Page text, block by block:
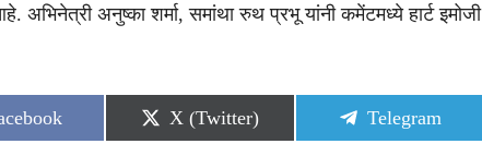
अनुष्का शर्मा, समांथा रुथ प्रभू यांनी कमेंटमध्ये हार्ट इमोजी
Share
on
X (Twitter)
Share
on
Telegram